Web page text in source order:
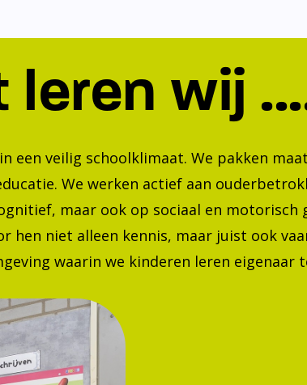
leren wij
een veilig schoolklimaat. We pakken
We werken actief aan
maar ook op sociaal en
hen niet alleen kennis, maar juist ook
waarin we kinderen leren eigenaar